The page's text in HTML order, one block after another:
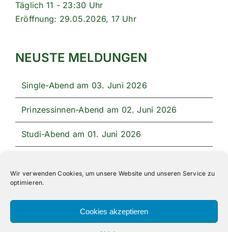
Wir verwenden Cookies, um unsere Website und unseren Service zu
optimieren.
Cookies akzeptieren
Täglich 11 - 23:30 Uhr
Eröffnung: 29.05.2026, 17 Uhr
NEUSTE MELDUNGEN
Single-Abend am 03. Juni 2026
Prinzessinnen-Abend am 02. Juni 2026
Studi-Abend am 01. Juni 2026